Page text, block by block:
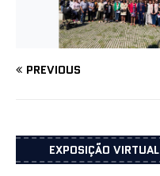
PREVIOUS
EXPOSIÇÃO